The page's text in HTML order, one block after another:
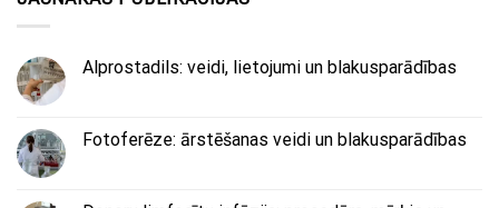
Alprostadils: veidi, lietojumi un blakusparādības
Fotoferēze: ārstēšanas veidi un blakusparādības